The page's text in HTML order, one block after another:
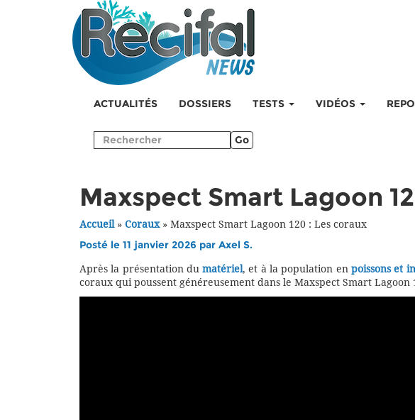
ACTUALITÉS DOSSIERS TESTS VIDÉOS
Go
Maxspect Smart Lagoon
Accueil» Coraux» Maxspect Smart Lagoon 120 : Les coraux
Posté le 11 janvier 2026 par Axel S.
Après la présentation dumatériel, et à la population en poissons et
coraux qui poussent généreusement dans le Maxspect Smart Lagoon